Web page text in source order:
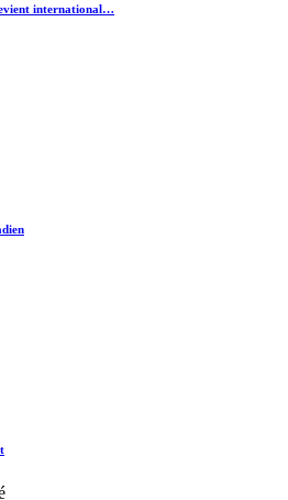
international…